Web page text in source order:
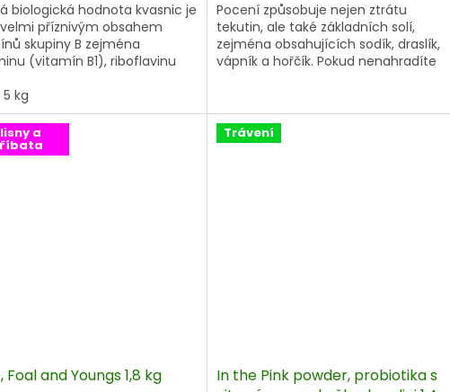
biologická hodnota kvasnic je
příznivým obsahem
skupiny B zejména
(vitamín B1), riboflavinu
pantothenové (vitamín
i obsahem minerálních látek
prvků - zejména
draslíku, železa, mědi, zinku.
5 kg
Pocení způsobuje nejen ztrátu
tekutin, ale také základních solí,
zejména obsahujících sodík, draslík,
vápník a hořčík. Pokud nenahradíte
v extrémních případech k poškození
svalů, kostí a chrupavky. Elektro
Salts je koncentrovaná kombinace
a
Foal and Youngs 1,8 kg
Trávení
In the Pink powder, probiotika s